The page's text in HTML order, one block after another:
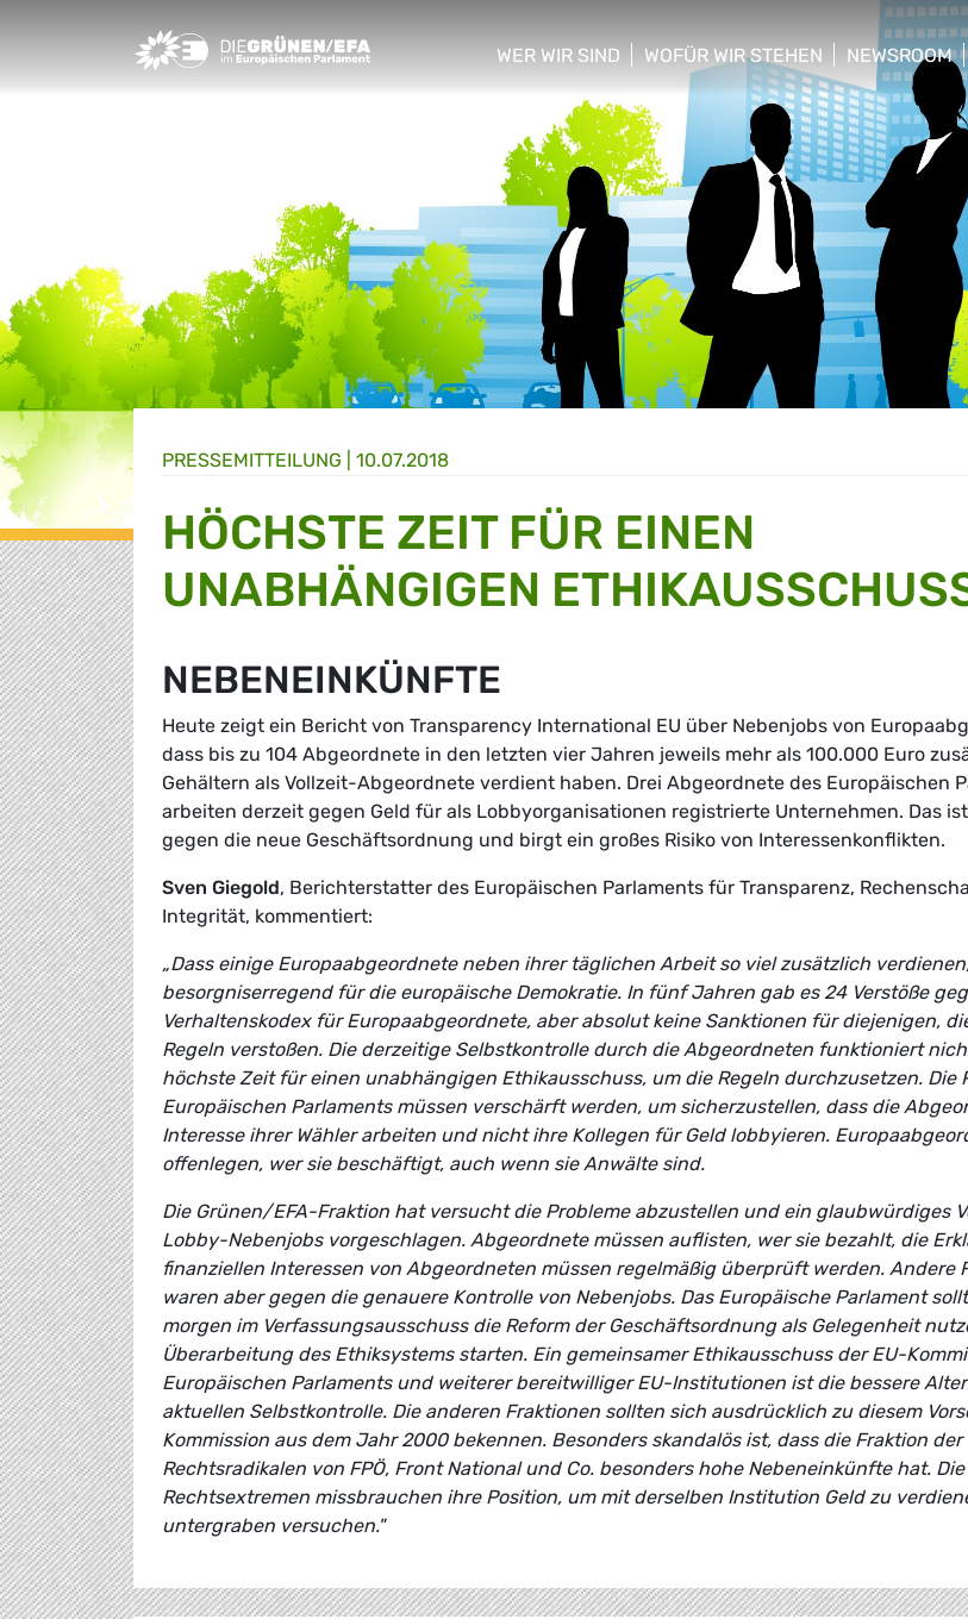
Greens/EFA Home
WER WIR SIND
WOFÜR WIR STEHEN
show/hide sub menu
NEWSROOM
show/hide
PRESSE­MITTEILUNG 10.07.2018
HÖCHSTE ZEIT FÜR EINEN
UNABHÄNGIGEN
NEBENEINKÜNFTE
Heute zeigt ein Bericht von Transparency International EU über Nebenjobs von
dass bis zu 104 Abgeordnete in den letzten vier Jahren jeweils mehr als 100.000 Euro
Gehältern als Vollzeit-Abgeordnete verdient haben. Drei Abgeordnete des Europäischen
arbeiten derzeit gegen Geld für als Lobbyorganisationen registrierte Unternehmen. Das
gegen die neue Geschäftsordnung und birgt ein großes Risiko von Interessenkonflikten.
Sven Giegold, Berichterstatter des Europäischen Parlaments für Transparenz,
Integrität, kommentiert:
„Dass einige Europaabgeordnete neben ihrer täglichen Arbeit so viel zusätzlich
besorgniserregend für die europäische Demokratie. In fünf Jahren gab es 24 Verstöße
Verhaltenskodex für Europaabgeordnete, aber absolut keine Sanktionen für diejenigen,
Regeln verstoßen. Die derzeitige Selbstkontrolle durch die Abgeordneten funktioniert
höchste Zeit für einen unabhängigen Ethikausschuss, um die Regeln durchzusetzen. Die
Europäischen Parlaments müssen verschärft werden, um sicherzustellen, dass die
Interesse ihrer Wähler arbeiten und nicht ihre Kollegen für Geld lobbyieren.
offenlegen, wer sie beschäftigt, auch wenn sie Anwälte sind.
Die Grünen/EFA-Fraktion hat versucht die Probleme abzustellen und ein glaubwürdiges
Lobby-Nebenjobs vorgeschlagen. Abgeordnete müssen auflisten, wer sie bezahlt, die
finanziellen Interessen von Abgeordneten müssen regelmäßig überprüft werden. Andere
waren aber gegen die genauere Kontrolle von Nebenjobs. Das Europäische Parlament
morgen im Verfassungsausschuss die Reform der Geschäftsordnung als Gelegenheit
Überarbeitung des Ethiksystems starten. Ein gemeinsamer Ethikausschuss der EU-
Europäischen Parlaments und weiterer bereitwilliger EU-Institutionen ist die bessere
aktuellen Selbstkontrolle. Die anderen Fraktionen sollten sich ausdrücklich zu diesem
Kommission aus dem Jahr 2000 bekennen. Besonders skandalös ist, dass die Fraktion der
Rechtsradikalen von FPÖ, Front National und Co. besonders hohe Nebeneinkünfte hat. Die
Rechtsextremen missbrauchen ihre Position, um mit derselben Institution Geld zu
untergraben versuchen."